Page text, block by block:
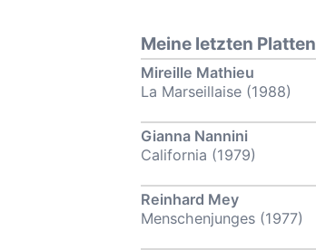
Meine letzten Platten
Mireille Mathieu
La Marseillaise (1988)
Gianna Nannini
California (1979)
Reinhard Mey
Menschenjunges (1977)